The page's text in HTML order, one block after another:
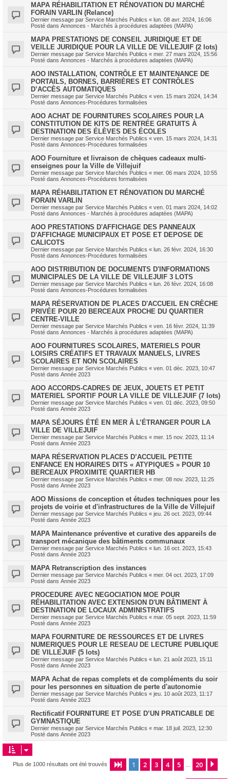
MAPA RÉHABILITATION ET RÉNOVATION DU MARCHÉ
FORAIN VARLIN (Relance)
Dernier message par Service Marchés Publics « lun. 08 avr. 2024, 16:06
Posté dans Annonces - Marchés à procédures adaptées (MAPA)
MAPA PRESTATIONS DE CONSEIL JURIDIQUE ET DE
VEILLE JURIDIQUE POUR LA VILLE DE VILLEJUIF (2 lots)
Dernier message par Service Marchés Publics « mer. 27 mars 2024, 15:56
Posté dans Annonces - Marchés à procédures adaptées (MAPA)
AOO INSTALLATION, CONTRÔLE ET MAINTENANCE DE
PORTAILS, BORNES, BARRIÈRES ET CONTRÔLES
D’ACCÈS AUTOMATIQUES
Dernier message par Service Marchés Publics « ven. 15 mars 2024, 14:34
Posté dans Annonces-Procédures formalisées
AOO ACHAT DE FOURNITURES SCOLAIRES POUR LA
CONSTITUTION DE KITS DE RENTRÉE GRATUITS À
DESTINATION DES ÉLÈVES DES ÉCOLES
Dernier message par Service Marchés Publics « ven. 15 mars 2024, 14:31
Posté dans Annonces-Procédures formalisées
AOO Fourniture et livraison de chèques cadeaux multi-
enseignes pour la Ville de Villejuif
Dernier message par Service Marchés Publics « mer. 06 mars 2024, 10:55
Posté dans Annonces-Procédures formalisées
MAPA RÉHABILITATION ET RÉNOVATION DU MARCHÉ
FORAIN VARLIN
Dernier message par Service Marchés Publics « ven. 01 mars 2024, 14:02
Posté dans Annonces - Marchés à procédures adaptées (MAPA)
AOO PRESTATIONS D'AFFICHAGE DES PANNEAUX
D'AFFICHAGE MUNICIPAUX ET POSE ET DEPOSE DE
CALICOTS
Dernier message par Service Marchés Publics « lun. 26 févr. 2024, 16:30
Posté dans Annonces-Procédures formalisées
AOO DISTRIBUTION DE DOCUMENTS D'INFORMATIONS
MUNICIPALES DE LA VILLE DE VILLEJUIF 3 LOTS
Dernier message par Service Marchés Publics « lun. 26 févr. 2024, 16:08
Posté dans Annonces-Procédures formalisées
MAPA RÉSERVATION DE PLACES D'ACCUEIL EN CRÈCHE
PRIVÉE POUR 20 BERCEAUX PROCHE DU QUARTIER
CENTRE-VILLE
Dernier message par Service Marchés Publics « ven. 16 févr. 2024, 11:39
Posté dans Annonces - Marchés à procédures adaptées (MAPA)
AOO FOURNITURES SCOLAIRES, MATERIELS POUR
LOISIRS CRÉATIFS ET TRAVAUX MANUELS, LIVRES
SCOLAIRES ET NON SCOLAIRES
Dernier message par Service Marchés Publics « ven. 01 déc. 2023, 10:47
Posté dans Année 2023
AOO ACCORDS-CADRES DE JEUX, JOUETS ET PETIT
MATERIEL SPORTIF POUR LA VILLE DE VILLEJUIF (7 lots)
Dernier message par Service Marchés Publics « ven. 01 déc. 2023, 09:50
Posté dans Année 2023
MAPA SÉJOURS ÉTÉ EN MER À L’ÉTRANGER POUR LA
VILLE DE VILLEJUIF
Dernier message par Service Marchés Publics « mer. 15 nov. 2023, 11:14
Posté dans Année 2023
MAPA RÉSERVATION PLACES D’ACCUEIL PETITE
ENFANCE EN HORAIRES DITS « ATYPIQUES » POUR 10
BERCEAUX PROXIMITE QUARTIER HB
Dernier message par Service Marchés Publics « mer. 08 nov. 2023, 11:25
Posté dans Année 2023
AOO Missions de conception et études techniques pour les
projets de voirie et d'infrastructures de la Ville de Villejuif
Dernier message par Service Marchés Publics « jeu. 26 oct. 2023, 09:44
Posté dans Année 2023
MAPA Maintenance préventive et curative des appareils de
transport mécanique des bâtiments communaux
Dernier message par Service Marchés Publics « lun. 16 oct. 2023, 15:43
Posté dans Année 2023
MAPA Retranscription des instances
Dernier message par Service Marchés Publics « mer. 04 oct. 2023, 17:09
Posté dans Année 2023
PROCEDURE AVEC NEGOCIATION MOE POUR
RÉHABILITATION AVEC EXTENSION D'UN BÂTIMENT À
DESTINATION DE LOCAUX ADMINISTRATIFS
Dernier message par Service Marchés Publics « mar. 05 sept. 2023, 11:59
Posté dans Année 2023
MAPA FOURNITURE DE RESSOURCES ET DE LIVRES
NUMERIQUES POUR LE RESEAU DE LECTURE PUBLIQUE
DE VILLEJUIF (5 lots)
Dernier message par Service Marchés Publics « lun. 21 août 2023, 15:11
Posté dans Année 2023
MAPA Achat de repas complets et de compléments du soir
pour les personnes en situation de perte d'autonomie
Dernier message par Service Marchés Publics « jeu. 10 août 2023, 11:17
Posté dans Année 2023
Rectificatif FOURNITURE ET POSE D’UN PRATICABLE DE
GYMNASTIQUE
Dernier message par Service Marchés Publics « mar. 18 juil. 2023, 12:30
Posté dans Année 2023
Plus de 1000 résultats ont été trouvés Page 1sur20
1 2 3 4 5 20